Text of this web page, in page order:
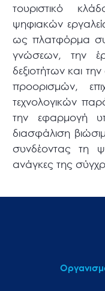
τουριστικό
ψηφιακών
ως πλατφόρμα
γνώσεων, την
δεξιοτήτων και
προορισμών,
τεχνολογικών
την εφαρμογή
διασφάλιση
συνδέοντας τη
ανάγκες της